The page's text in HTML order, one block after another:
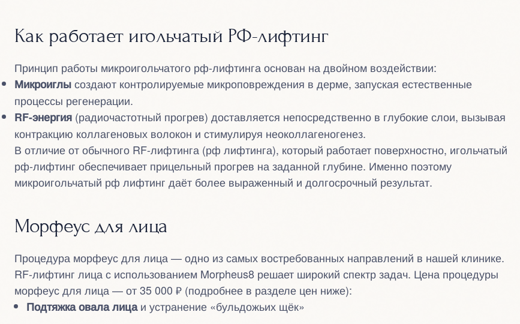
Как работает игольчатый РФ-лифтинг
Принцип работы микроигольчатого рф-лифтинга основан на двойном воздействии:
Микроиглысоздают контролируемые микроповреждения в дерме, запуская естественные
процессы регенерации.
RF-энергия (радиочастотный прогрев) доставляется непосредственно в глубокие слои, вызывая
контракцию коллагеновых волокон и стимулируя неоколлагеногенез.
В отличие от обычного RF-лифтинга (рф лифтинга), который работает поверхностно, игольчатый
рф-лифтинг обеспечивает прицельный прогрев на заданной глубине. Именно поэтому
микроигольчатый рф лифтинг даёт более выраженный и долгосрочный результат.
Морфеус для лица
Процедура морфеус для лица — одно из самых востребованных направлений в нашей клинике.
RF-лифтинг лица с использованием Morpheus8 решает широкий спектр задач. Цена процедуры
морфеус для лица — от 35 000 ₽ (подробнее в разделе цен ниже):
Подтяжка овала лицаи устранение «бульдожьих щёк»